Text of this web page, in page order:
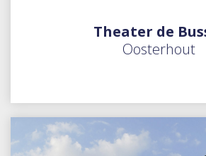
Theater de
Oosterhout